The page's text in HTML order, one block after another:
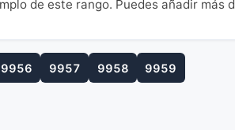
de este rango. Puedes añadir más
9956 9957 9958 9959